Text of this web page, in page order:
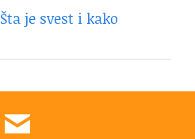
Šta je svest i kako